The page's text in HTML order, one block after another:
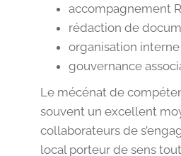
accompagnement
rédaction de
organisation interne
gouvernance
Le mécénat de
souvent un excellent
collaborateurs de
local porteur de sens